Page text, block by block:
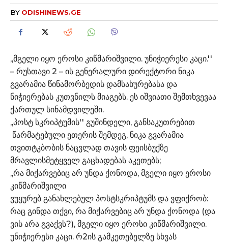
BY ODISHINEWS.GE
,,მგელი იყო ეროსი კიწმარიშვილი. უნიჭიერესი კაცი.''
– რუსთავი 2 – ის გენერალური დირექტორი ნიკა
გვარამია წინამორბედის დამსახურებასა და
ნიჭიერებას კუთვნილს მიაგებს. ეს იშვიათი შემთხვევაა
ქართულ სინამდვილეში.
,,პოსტ სკრიპტუმის'' გუშინდელი, განსაკუთრებით
წარმატებული ეთერის შემდეგ, ნიკა გვარამია
თვითტკბობის ნაცვლად თავის ფეისბუქზე
მრავლისმეტყველ გაცხადებას აკეთებს;
,,რა მიქარვებიც არ უნდა ქონოდა, მგელი იყო ეროსი
კიწმარიშვილი
ვუყურებ განახლებულ პოსტსკრიპტუმს და ვფიქრობ:
რაც გინდა თქვი, რა მიქარვებიც არ უნდა ქონოდა (და
ვის არა გვაქვს?), მგელი იყო ეროსი კიწმარიშვილი.
უნიჭიერესი კაცი. რ2ის გამკეთებელზე სხვას